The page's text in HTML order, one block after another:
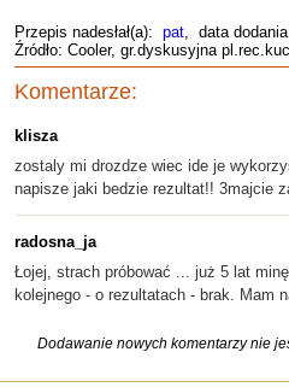
Przepis nadesłał(a): pat, data
Źródło: Cooler, gr.dyskusyjna
Komentarze:
klisza
zostaly mi drozdze wiec ide je
napisze jaki bedzie rezultat!! 3majcie
radosna_ja
Łojej, strach próbować ... już 5 lat
kolejnego - o rezultatach - brak. Mam
Dodawanie nowych komentarzy nie